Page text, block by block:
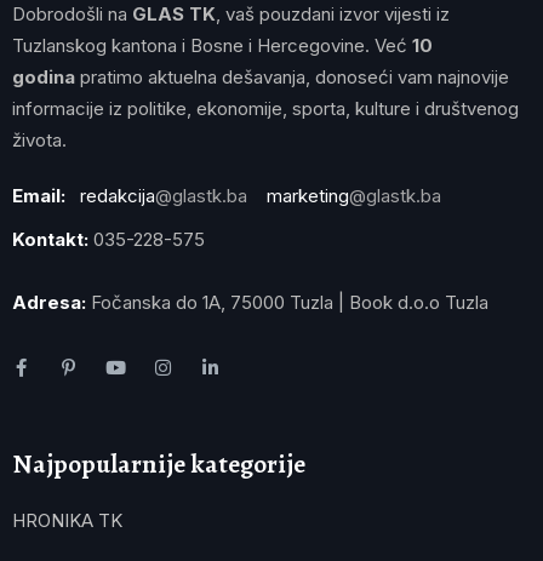
Dobrodošli na GLAS TK , vaš pouzdani izvor vijesti iz
Tuzlanskog kantona i Bosne i Hercegovine. Već 10
godina pratimo aktuelna dešavanja, donoseći vam najnovije
informacije iz politike, ekonomije, sporta, kulture i društvenog
života.
Email: redakcija@glastk.ba marketing@glastk.ba
Kontakt: 035-228-575
Adresa: Fočanska do 1A, 75000 Tuzla | Book d.o.o Tuzla
Najpopularnije kategorije
HRONIKA TK